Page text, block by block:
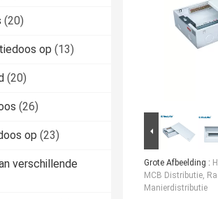
(20)
op (13)
(20)
(26)
op (23)
verschillende
Grote Afbeelding :
MCB Distributie,
Manierdistributie